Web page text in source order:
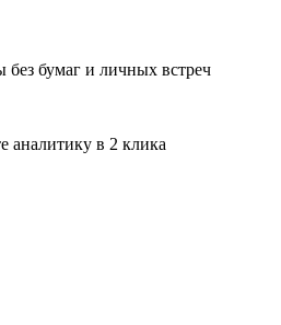
бумаг и личных встреч
аналитику в 2 клика